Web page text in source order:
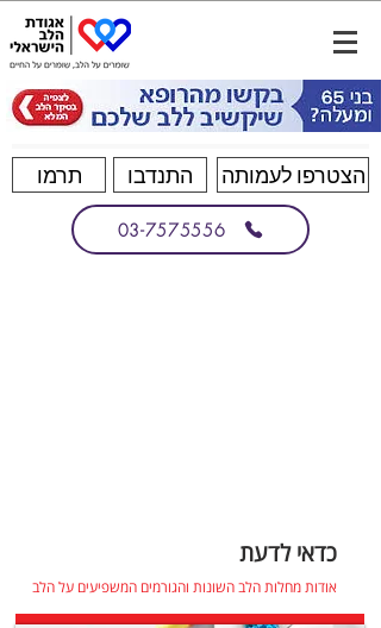
תרמו התנדבו הצטרפו לעמותה
03-7575556
כדאי לדעת
אודות מחלות הלב השונות והגורמים המשפיעים על הלב